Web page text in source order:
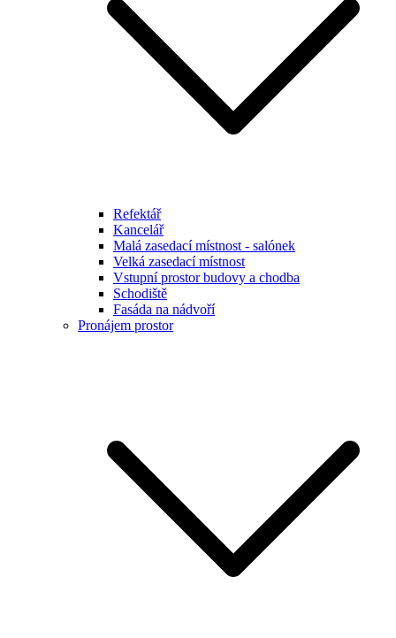
Refektář
Kancelář
Malá zasedací místnost - salónek
Velká zasedací místnost
Vstupní prostor budovy a chodba
Schodiště
Fasáda na nádvoří
Pronájem prostor